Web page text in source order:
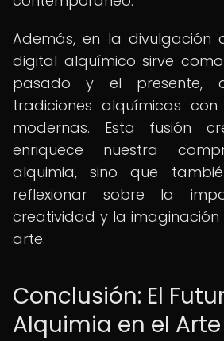
Además, en la divulgación
digital alquímico sirve
pasado y el presente,
tradiciones alquímicas
modernas. Esta fusión
enriquece nuestra
alquimia, sino que
reflexionar sobre la
creatividad y la imaginación
arte.
Conclusión: El
Alquimia en el